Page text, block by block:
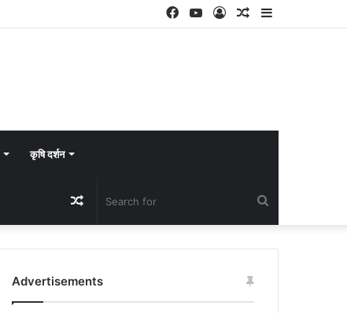
Sidebar
Random
Log
YouTube
Facebook
कृषि दर्शन
for
Random
Article
Advertisements